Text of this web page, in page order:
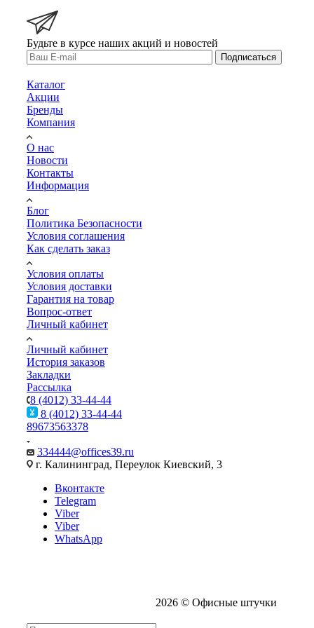
Будьте в курсе наших акций и новостей
Подписаться
Каталог
Акции
Бренды
Компания
О нас
Новости
Контакты
Информация
Блог
Политика Безопасности
Условия соглашения
Как сделать заказ
Условия оплаты
Условия доставки
Гарантия на товар
Вопрос-ответ
Личный кабинет
Личный кабинет
История заказов
Закладки
Рассылка
8 (4012) 33-44-44
8 (4012) 33-44-44
89673563378
334444@offices39.ru
г. Калининград, Переулок Киевский, 3
Вконтакте
Telegram
Viber
Viber
WhatsApp
2026 © Офисные штучки